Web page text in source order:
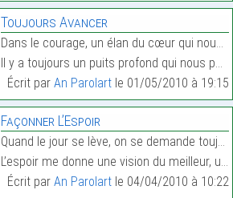
Toujours Avancer
Dans le courage, un élan du cœur qui nous aide à p
Il y a toujours un puits profond qui nous paraît i…
Écrit par An Parolartle 01/05/2010 à 19:15
Façonner L’Espoir
Quand le jour se lève, on se demande toujours de q
L’espoir me donne une vision du meilleur, une alch…
Écrit par An Parolartle 04/04/2010 à 10:22